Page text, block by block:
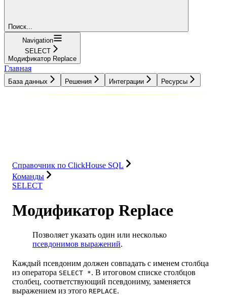
Поиск...
Navigation
SELECT
Модификатор Replace
Главная
База данных Решения Интеграции Ресурсы
Справочник по ClickHouse SQL
Команды
SELECT
Модификатор Replace
Позволяет указать один или несколько
псевдонимов выражений.
Каждый псевдоним должен совпадать с именем столбца
из оператора SELECT *. В итоговом списке столбцов
столбец, соответствующий псевдониму, заменяется
выражением из этого REPLACE.